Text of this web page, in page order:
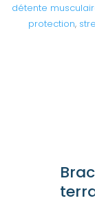
détente
protection,